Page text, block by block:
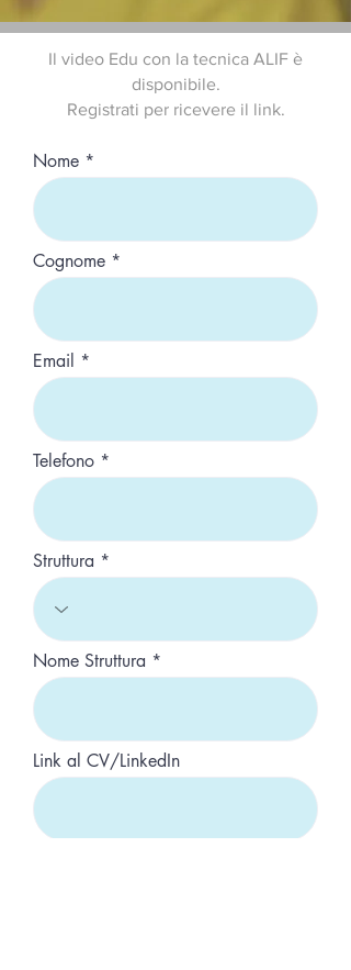
Il video Edu con la tecnica ALIF è
disponibile.
Registrati per ricevere il link.
Nome
Cognome
Email
Telefono
Struttura
Nome Struttura
Link al CV/LinkedIn